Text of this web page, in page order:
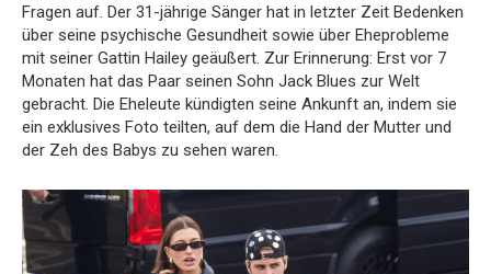
Fragen auf. Der 31-jährige Sänger hat in letzter Zeit Bedenken
über seine psychische Gesundheit sowie über Eheprobleme
mit seiner Gattin Hailey geäußert. Zur Erinnerung: Erst vor 7
Monaten hat das Paar seinen Sohn Jack Blues zur Welt
gebracht. Die Eheleute kündigten seine Ankunft an, indem sie
ein exklusives Foto teilten, auf dem die Hand der Mutter und
der Zeh des Babys zu sehen waren.